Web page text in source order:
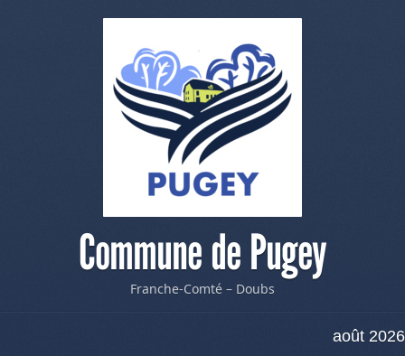
Commune de Pugey
Franche-Comté – Doubs
août 2026